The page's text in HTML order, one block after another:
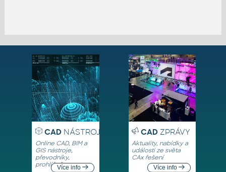
CADNÁSTROJE
Online CAD, BIM a
GIS nástroje,
převodníky,
prohlížečeVíce info
CADZPRÁVY
Aktuality, nabídky a
události ze světa
CAx řešení
Více info